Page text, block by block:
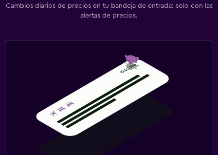
Cambios diarios de precios en tu bandeja de entrada: solo con las
alertas de precios.